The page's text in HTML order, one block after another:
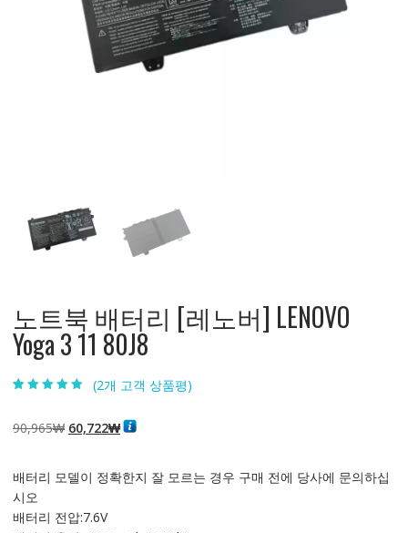
노트북 배터리 [레노버] LENOVO
Yoga 3 11 80J8
으로 5점 만
점에점으로
(2개 고객 상품평)
90,965₩ 원
격:
60,722₩현
격:
배터리 모델이 정확한지 잘 모르는 경우 구매 전에 당사에 문의하십
시오
배터리 전압:7.6V